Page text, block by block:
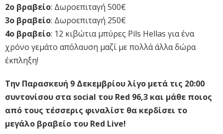
2ο βραβείο: Δωροεπιταγή 500€
3ο βραβείο: Δωροεπιταγή 250€
4ο βραβείο: 12 κιβώτια μπύρες Pils Hellas για ένα
χρόνο γεμάτο απόλαυση μαζί με πολλά άλλα δώρα
έκπληξη!
Την Παρασκευή 9 Δεκεμβρίου λίγο μετά τις 20:00
συντονίσου στα social του Red 96,3 και μάθε ποιος
από τους τέσσερις φιναλίστ θα κερδίσει το
μεγάλο βραβείο του Red Live!